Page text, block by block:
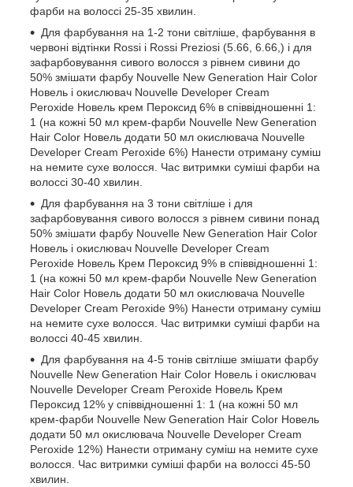
фарби на волоссі 25-35 хвилин.
Для фарбування на 1-2 тони світліше, фарбування в
червоні відтінки Rossi і Rossi Preziosi (5.66, 6.66,) і для
зафарбовування сивого волосся з рівнем сивини до
50% змішати фарбу Nouvelle New Generation Hair Color
Новель і окислювач Nouvelle Developer Cream
Peroxide Новель крем Пероксид 6% в співвідношенні 1:
1 (на кожні 50 мл крем-фарби Nouvelle New Generation
Hair Color Новель додати 50 мл окислювача Nouvelle
Developer Cream Peroxide 6%) Нанести отриману суміш
на немите сухе волосся. Час витримки суміші фарби на
волоссі 30-40 хвилин.
Для фарбування на 3 тони світліше і для
зафарбовування сивого волосся з рівнем сивини понад
50% змішати фарбу Nouvelle New Generation Hair Color
Новель і окислювач Nouvelle Developer Cream
Peroxide Новель Крем Пероксид 9% в співвідношенні 1:
1 (на кожні 50 мл крем-фарби Nouvelle New Generation
Hair Color Новель додати 50 мл окислювача Nouvelle
Developer Cream Peroxide 9%) Нанести отриману суміш
на немите сухе волосся. Час витримки суміші фарби на
волоссі 40-45 хвилин.
Для фарбування на 4-5 тонів світліше змішати фарбу
Nouvelle New Generation Hair Color Новель і окислювач
Nouvelle Developer Cream Peroxide Новель Крем
Пероксид 12% у співвідношенні 1: 1 (на кожні 50 мл
крем-фарби Nouvelle New Generation Hair Color Новель
додати 50 мл окислювача Nouvelle Developer Cream
Peroxide 12%) Нанести отриману суміш на немите сухе
волосся. Час витримки суміші фарби на волоссі 45-50
хвилин.